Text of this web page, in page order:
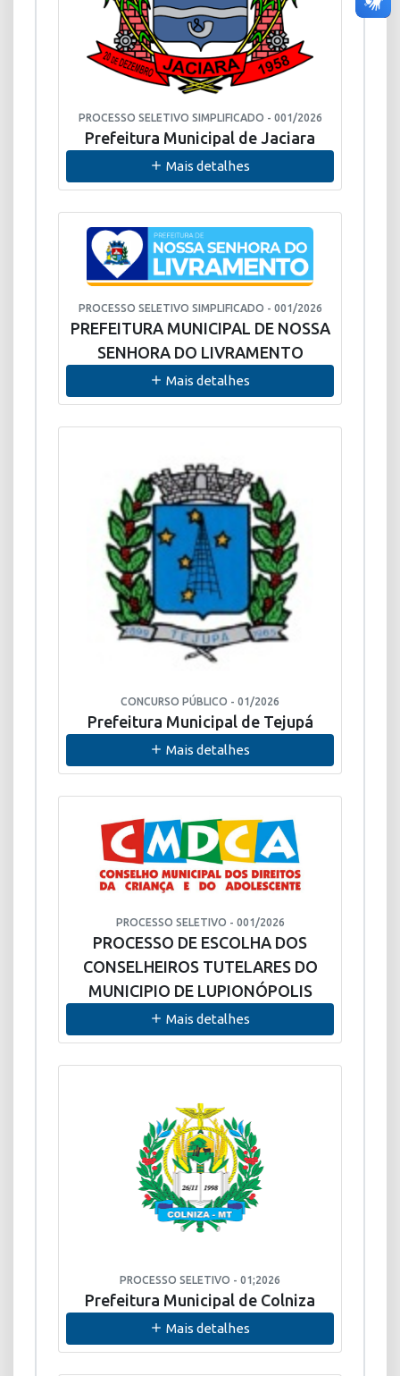
PROCESSO SELETIVO SIMPLIFICADO - 001/2026
Prefeitura Municipal de Jaciara
Mais detalhes
PROCESSO SELETIVO SIMPLIFICADO - 001/2026
PREFEITURA MUNICIPAL DE NOSSA
SENHORA DO LIVRAMENTO
Mais detalhes
CONCURSO PÚBLICO - 01/2026
Prefeitura Municipal de Tejupá
Mais detalhes
PROCESSO SELETIVO - 001/2026
PROCESSO DE ESCOLHA DOS
CONSELHEIROS TUTELARES DO
MUNICIPIO DE LUPIONÓPOLIS
Mais detalhes
PROCESSO SELETIVO - 01;2026
Prefeitura Municipal de Colniza
Mais detalhes